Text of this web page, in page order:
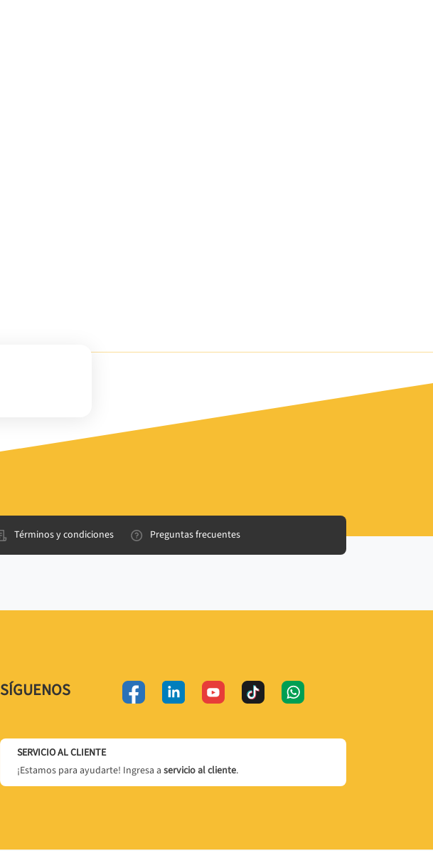
Términos y condiciones Preguntas frecuentes
SÍGUENOS
SERVICIO AL CLIENTE
¡Estamos para ayudarte! Ingresa a servicio al cliente.